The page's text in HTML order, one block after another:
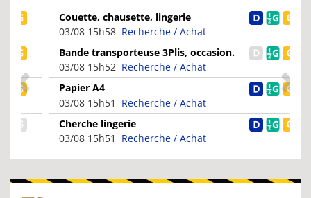
Couette, chausette, lingerie
03/08 15h58Recherche / Achat
Bande transporteuse 3Plis, occasion.
03/08 15h52Recherche / Achat
Papier A4
03/08 15h51Recherche / Achat
Cherche lingerie
03/08 15h51Recherche / Achat